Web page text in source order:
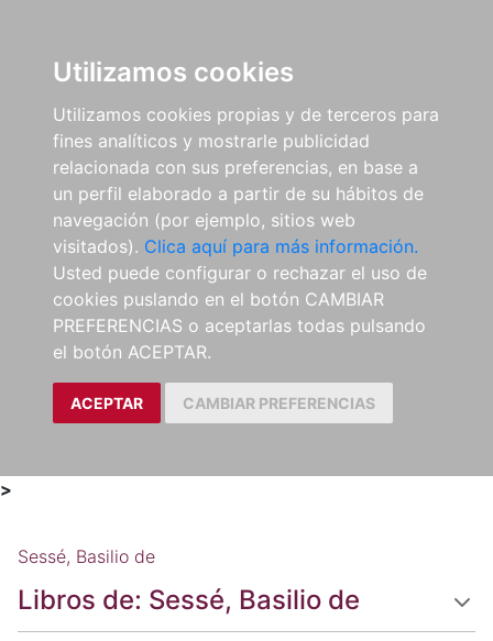
Utilizamos cookies
Utilizamos cookies propias y de terceros para
fines analíticos y mostrarle publicidad
relacionada con sus preferencias, en base a
un perfil elaborado a partir de su hábitos de
navegación (por ejemplo, sitios web
visitados). Clica aquí para más información.
Usted puede configurar o rechazar el uso de
cookies puslando en el botón CAMBIAR
PREFERENCIAS o aceptarlas todas pulsando
el botón ACEPTAR.
ACEPTAR CAMBIAR PREFERENCIAS
>
Sessé, Basilio de
Libros de: Sessé, Basilio de